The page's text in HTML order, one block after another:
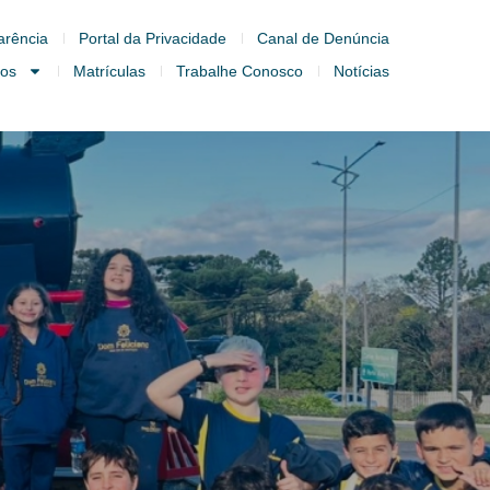
Portal da Privacidade
Canal de Denúncia
Matrículas Trabalhe Conosco Notícias